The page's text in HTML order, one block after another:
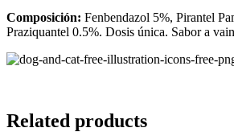
Composición: Fenbendazol 5%, Pirantel
Praziquantel 0.5%. Dosis única. Sabor a
Related products